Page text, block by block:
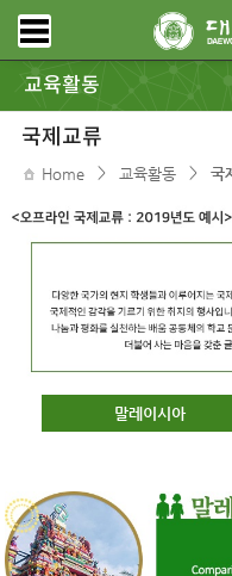
교육활동
연간일정
방과후학교
자유학기제
수업동영상
코로나 19를 대처하는 대원
교육 활동 동영상
학교자랑
국제교류
진로&진학안내
국제교류
Home > 교육활동 > 국
말레이시아